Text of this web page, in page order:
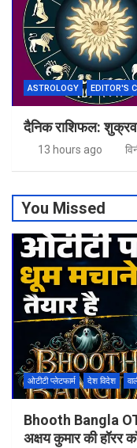
ASTROLOGY EDITOR'S
दैनिक राशिफल:
13 hours ago
You Missed
ओटीटी प्लेटफार्म देश विदेश
Bhooth Bangla
अक्षय कुमार की हॉरर